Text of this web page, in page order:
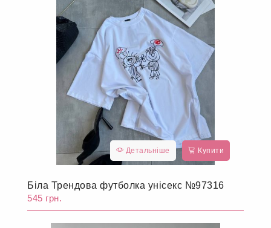
Детальніше Купити
Біла Трендова футболка унісекс №97316
545 грн.